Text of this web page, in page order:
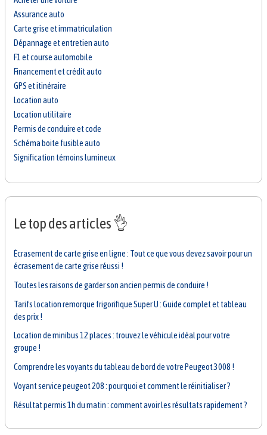
Assurance auto
Carte grise et immatriculation
Dépannage et entretien auto
F1 et course automobile
Financement et crédit auto
GPS et itinéraire
Location auto
Location utilitaire
Permis de conduire et code
Schéma boite fusible auto
Signification témoins lumineux
Le top des articles 👌
Écrasement de carte grise en ligne : Tout ce que vous devez savoir pour un
écrasement de carte grise réussi !
Toutes les raisons de garder son ancien permis de conduire !
Tarifs location remorque frigorifique Super U : Guide complet et tableau
des prix !
Location de minibus 12 places : trouvez le véhicule idéal pour votre
groupe !
Comprendre les voyants du tableau de bord de votre Peugeot 3008 !
Voyant service peugeot 208 : pourquoi et comment le réinitialiser ?
Résultat permis 1h du matin : comment avoir les résultats rapidement ?